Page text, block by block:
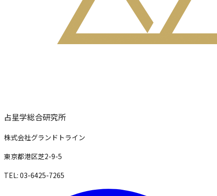
占星学総合研究所
株式会社グランドトライン
東京都港区芝2-9-5
TEL: 03-6425-7265